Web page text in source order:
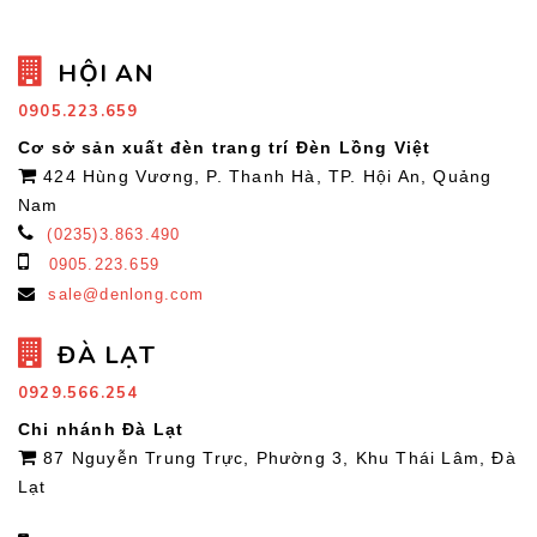
HỘI AN
0905.223.659
Cơ sở sản xuất đèn trang trí Đèn Lồng Việt
424 Hùng Vương, P. Thanh Hà, TP. Hội An, Quảng
Nam
(0235)3.863.490
0905.223.659
sale@denlong.com
ĐÀ LẠT
0929.566.254
Chi nhánh Đà Lạt
87 Nguyễn Trung Trực, Phường 3, Khu Thái Lâm, Đà
Lạt